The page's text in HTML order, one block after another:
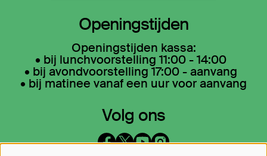
Openingstijden
Openingstijden kassa:
• bij lunchvoorstelling 11:00 - 14:00
• bij avondvoorstelling 17:00 - aanvang
• bij matinee vanaf een uur voor aanvang
Volg ons